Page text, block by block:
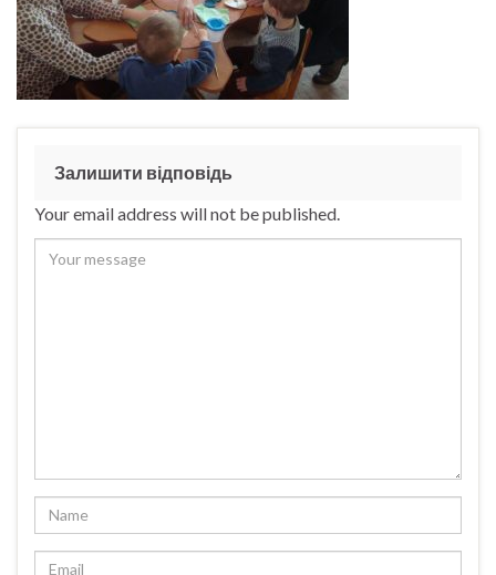
Залишити відповідь
Your email address will not be published.